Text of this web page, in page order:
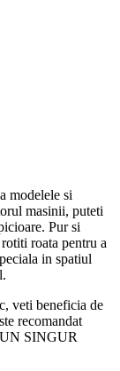
modelele si
masinii, puteti
Pur si
roata pentru a
in spatiul
veti beneficia de
recomandat
SINGUR